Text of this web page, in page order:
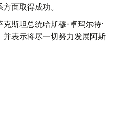
面取得成功。
斯坦总统哈斯穆-卓玛尔特·
表示将尽一切努力发展阿斯